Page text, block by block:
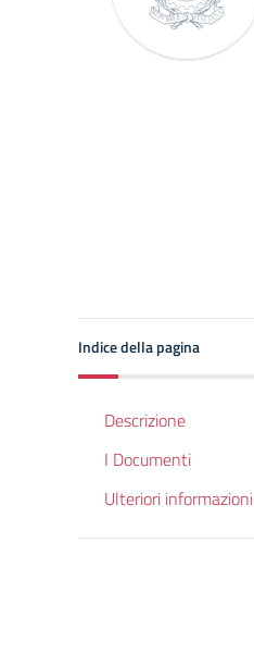
Indice della pagina
Descrizione
I Documenti
Ulteriori informazioni